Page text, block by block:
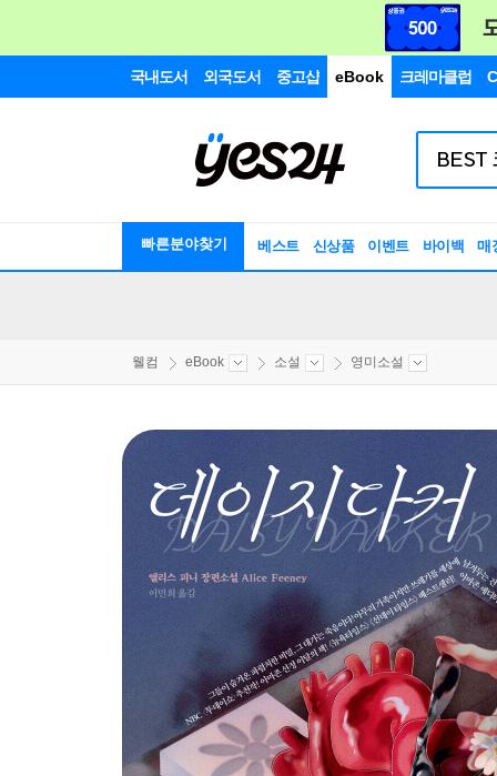
국내도서 외국도서 중고샵 eBook 크레마클럽
빠른분야찾기 베스트 신상품 이벤트 바이백 매
웰컴 eBook 소설 영미소설